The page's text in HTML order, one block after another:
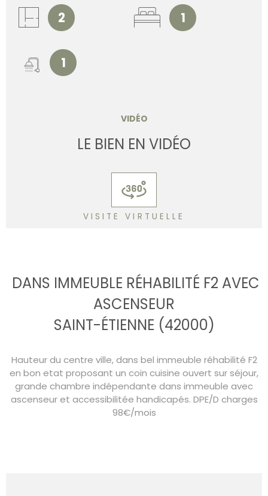
2 1
1
VIDÉO
LE BIEN EN VIDÉO
VISITE VIRTUELLE
DANS IMMEUBLE RÉHABILITÉ F2 AVEC
ASCENSEUR
SAINT-ÉTIENNE (42000)
Hauteur du centre ville, dans bel immeuble réhabilité F2
en bon etat proposant un coin cuisine ouvert sur séjour,
grande chambre indépendante dans immeuble avec
ascenseur et accessibilitée handicapés. DPE/D charges
98€/mois